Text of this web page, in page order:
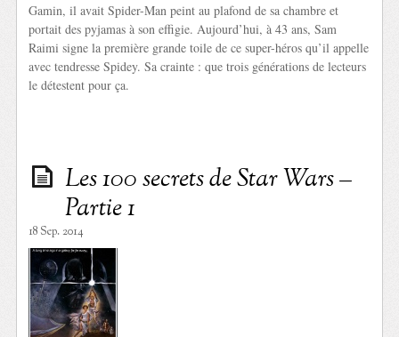
Gamin, il avait Spider-Man peint au plafond de sa chambre et
portait des pyjamas à son effigie. Aujourd’hui, à 43 ans, Sam
Raimi signe la première grande toile de ce super-héros qu’il appelle
avec tendresse Spidey. Sa crainte : que trois générations de lecteurs
le détestent pour ça.
Les 100 secrets de Star Wars –
Partie 1
18 Sep. 2014